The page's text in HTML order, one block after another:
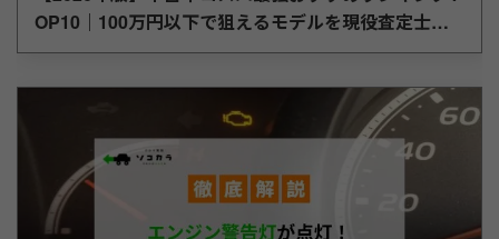
OP10｜100万円以下で狙えるモデルを現役査定士が
厳選